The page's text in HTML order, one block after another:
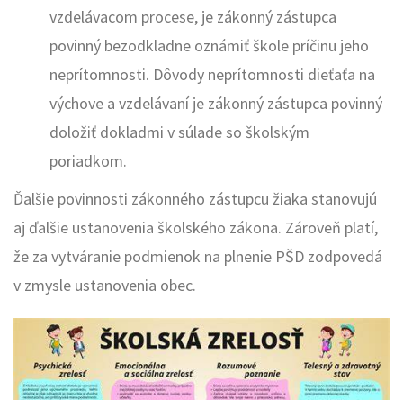
vzdelávacom procese, je zákonný zástupca
povinný bezodkladne oznámiť škole príčinu jeho
neprítomnosti. Dôvody neprítomnosti dieťaťa na
výchove a vzdelávaní je zákonný zástupca povinný
doložiť dokladmi v súlade so školským
poriadkom.
Ďalšie povinnosti zákonného zástupcu žiaka stanovujú
aj ďalšie ustanovenia školského zákona. Zároveň platí,
že za vytváranie podmienok na plnenie PŠD zodpovedá
v zmysle ustanovenia obec.